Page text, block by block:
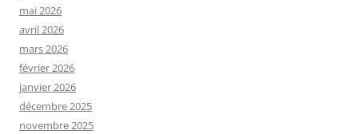
mai 2026
avril 2026
mars 2026
février 2026
janvier 2026
décembre 2025
novembre 2025